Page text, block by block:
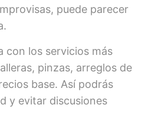
puede parecer
con los servicios más
pinzas, arreglos de
base. Así podrás
y evitar discusiones